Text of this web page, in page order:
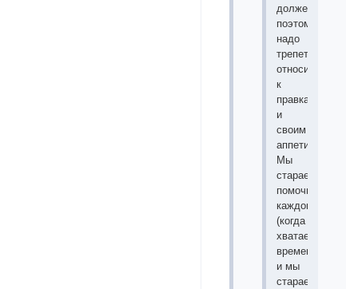
должен,
поэтому
надо
трепетнее
относиться
к
правкам
и
своим
аппетитам.
Мы
стараемся
помочь
каждому
(когда
хватает
времени),
и мы
стараемся,